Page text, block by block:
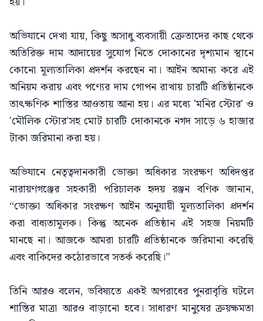
অভিযানে দেখা যায়, কিছু অসাধু ব্যবসায়ী ক্রেতাদের কাছ থেকে
অতিরিক্ত দাম আদায়ের সুযোগ নিতে দোকানের দৃশ্যমান স্থানে
কোনো মূল্যতালিকা প্রদর্শন করছেন না। আইন অমান্য করে এই
অনিয়ম করায় এবং পণ্যের দাম গোপন রাখায় চারটি প্রতিষ্ঠানকে
তাৎক্ষণিক শাস্তির আওতায় আনা হয়। এর মধ্যে 'মনির স্টোর' ও
'মৌলিক স্টোর'সহ মোট চারটি দোকানকে নগদ সাড়ে ৬ হাজার
টাকা জরিমানা করা হয়।
অভিযানে নেতৃত্বদানকারী ভোক্তা অধিকার সংরক্ষণ অধিদপ্তর
নারায়ণগঞ্জের সহকারী পরিচালক হৃদয় রঞ্জন বণিক জানান,
“ভোক্তা অধিকার সংরক্ষণ আইন অনুযায়ী মূল্যতালিকা প্রদর্শন
করা বাধ্যতামূলক। কিন্তু অনেক প্রতিষ্ঠান এই সহজ নিয়মটি
মানছে না। আজকে আমরা চারটি প্রতিষ্ঠানকে জরিমানা করেছি
এবং বাকিদের কঠোরভাবে সতর্ক করেছি।”
তিনি আরও বলেন, ভবিষ্যতে একই অপরাধের পুনরাবৃত্তি ঘটলে
শাস্তির মাত্রা আরও বাড়ানো হবে। সাধারণ মানুষের ক্রয়ক্ষমতা